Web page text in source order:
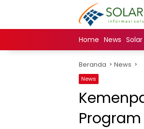
Home News Solar
Beranda News
News